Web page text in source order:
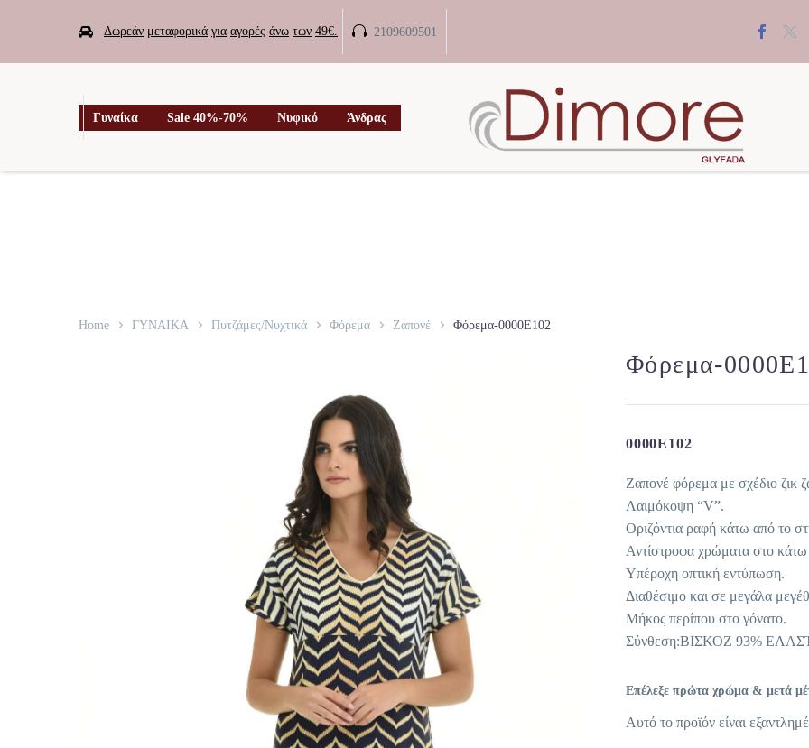
 Δωρεάν μεταφορικά για αγορές άνω των 49€. 
 2109609501
Γυναίκα Sale 40%-70% Νυφικό Άνδρας
Home ΓΥΝΑΙΚΑ Πυτζάμες/Νυχτικά Φόρεμα Ζαπονέ Φόρεμα-0000E102
Φόρεμα-
0000E102
Ζαπονέ φόρεμα με σχέδιο ζικ
Λαιμόκοψη “V”.
Οριζόντια ραφή κάτω από το
Αντίστροφα χρώματα στο
Υπέροχη οπτική εντύπωση.
Διαθέσιμο και σε μεγάλα
Μήκος περίπου στο γόνατο.
Σύνθεση:ΒΙΣΚΟΖ 93%
Επέλεξε πρώτα χρώμα & μετά
Αυτό το προϊόν είναι